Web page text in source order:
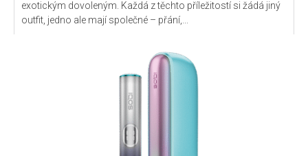
exotickým dovoleným. Každá z těchto příležitostí si žádá jiný
outfit, jedno ale mají společné – přání,...